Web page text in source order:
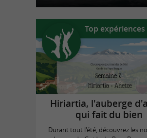
Top expériences
Hiriartia, l'auberge
qui fait du bien
Durant tout l'été, découvrez les